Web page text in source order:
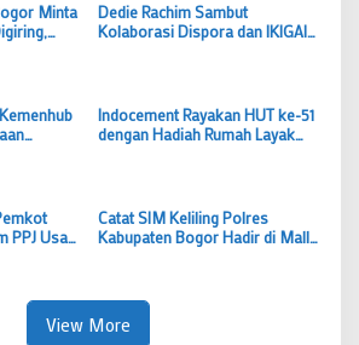
Minta
Dedie Rachim Sambut
Kolaborasi Dispora dan IKIGAI
Indocement Rayakan HUT ke-51
dengan Hadiah Rumah Layak
PPJ Usai
Catat SIM Keliling Polres
Kabupaten Bogor Hadir di Mall
View More